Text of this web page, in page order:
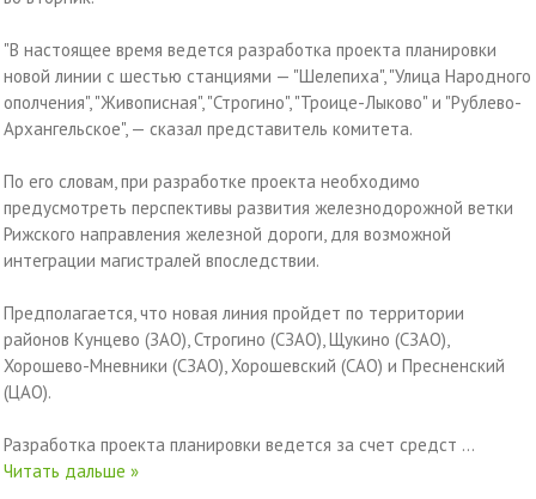
"В настоящее время ведется разработка проекта планировки
новой линии с шестью станциями — "Шелепиха", "Улица Народного
ополчения", "Живописная", "Строгино", "Троице-Лыково" и "Рублево-
Архангельское", — сказал представитель комитета.
По его словам, при разработке проекта необходимо
предусмотреть перспективы развития железнодорожной ветки
Рижского направления железной дороги, для возможной
интеграции магистралей впоследствии.
Предполагается, что новая линия пройдет по территории
районов Кунцево (ЗАО), Строгино (СЗАО), Щукино (СЗАО),
Хорошево-Мневники (СЗАО), Хорошевский (САО) и Пресненский
(ЦАО).
Разработка проекта планировки ведется за счет средст ...
Читать дальше »